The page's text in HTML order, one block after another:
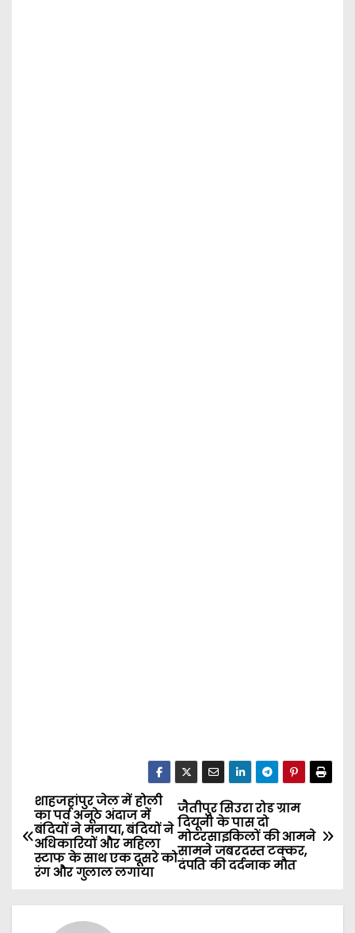
P
o
s
t
जैतीपुर सिउरा रोड ग्राम
दियूनी के पास दो
मोटरसाइकिलों की आमने
सामने जबरदस्त टक्कर,
दंपति की दर्दनाक मौत
शाहजहांपुर जेल में होली
का पर्व अनूठे अंदाज में
बंदियों ने मनाया, बंदियों ने
अधिकारियों और महिला
स्टाफ के साथ एक दूसरे को
रंग और गुलाल लगाया